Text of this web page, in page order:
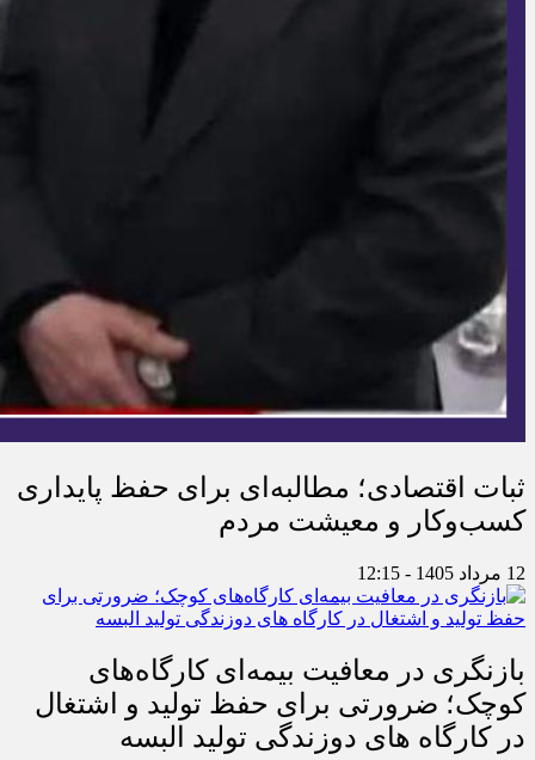
ثبات اقتصادی؛ مطالبه‌ای برای حفظ پایداری
کسب‌وکار و معیشت مردم
12 مرداد 1405 - 12:15
بازنگری در معافیت بیمه‌ای کارگاه‌های
کوچک؛ ضرورتی برای حفظ تولید و اشتغال
در کارگاه های دوزندگی تولید البسه